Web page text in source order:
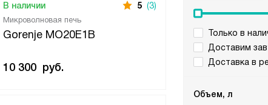
Только в
Доставим
Доставка в
Объем, л
Микроволновая печь
Gorenje MO20E1B
В наличии 5 (3)
10 300 руб.